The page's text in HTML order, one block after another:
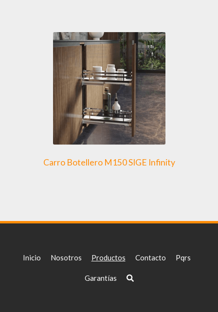
Carro Botellero M150 SIGE Infinity
Inicio Nosotros Productos Contacto Pqrs
Garantías